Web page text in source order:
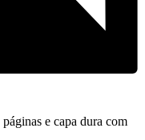
e capa dura com